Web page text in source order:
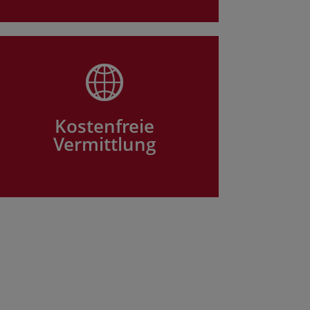
Kostenfreie
Vermittlung